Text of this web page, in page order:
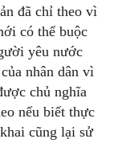
đã chỉ theo vì
có thể buộc
yêu nước
nhân dân vì
chủ nghĩa
nếu biết thực
cũng lại sử